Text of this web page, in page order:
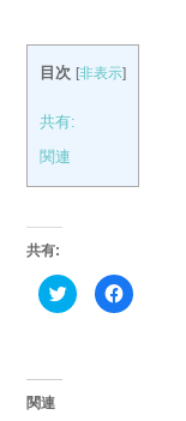
目次 [非表示]
共有:
関連
共有:
ク
リ
Facebook
で
関連